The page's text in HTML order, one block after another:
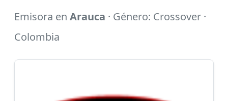
Emisora en Arauca · Género: Crossover ·
Colombia